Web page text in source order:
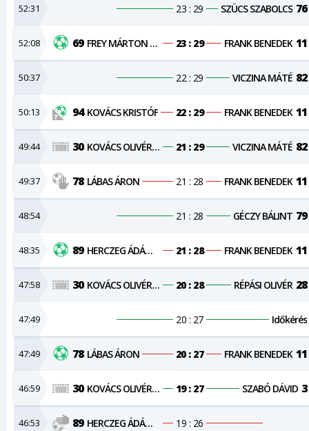
46:53 89 HERCZEG ÁDÁM VIKTOR 19 : 26
46:59 30 KOVÁCS OLIVÉR MÁTÉ 19 : 27 SZABÓ DÁVID 3
47:49 78 LÁBAS ÁRON 20 : 27 FRANK BENEDEK 11
47:49 20 : 27 Időkérés
47:58 30 KOVÁCS OLIVÉR MÁTÉ 20 : 28 RÉPÁSI OLIVÉR 28
48:35 89 HERCZEG ÁDÁM VIKTOR 21 : 28 FRANK BENEDEK 11
48:54 21 : 28 GÉCZY BÁLINT 79
49:37 78 LÁBAS ÁRON 21 : 28 FRANK BENEDEK 11
49:44 30 KOVÁCS OLIVÉR MÁTÉ 21 : 29 VICZINA MÁTÉ 82
50:13 94 KOVÁCS KRISTÓF 22 : 29 FRANK BENEDEK 11
50:37 22 : 29 VICZINA MÁTÉ 82
52:08 69 FREY MÁRTON SÁNDOR 23 : 29 FRANK BENEDEK 11
52:31 23 : 29 SZÜCS SZABOLCS 76